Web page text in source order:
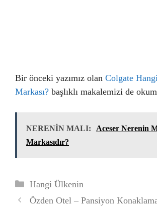
Bir önceki yazımız olan Colgate
Markası? başlıklı makalemizi de
NERENİN MALI:
Aceser Nerenin
Markasıdır?
Kategoriler
Hangi Ülkenin
Özden Otel – Pansiyon